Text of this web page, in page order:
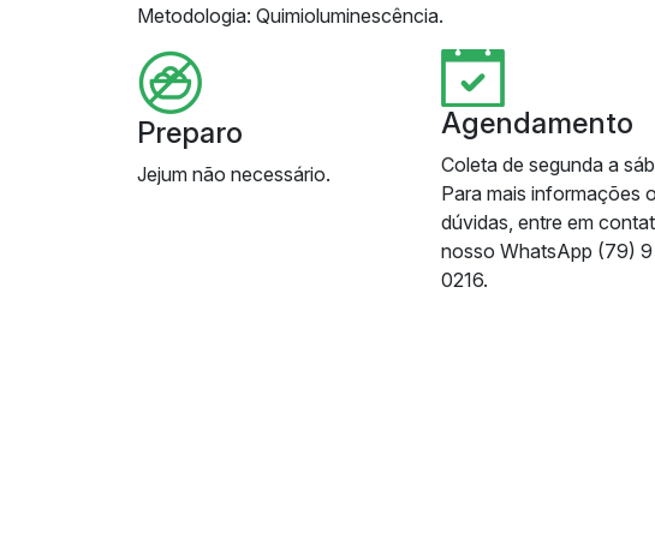
Metodologia: Quimioluminescência.
Preparo
Jejum não necessário.
Agendamento
Coleta de segunda a
Para mais informações
dúvidas, entre em
nosso WhatsApp (79)
0216.